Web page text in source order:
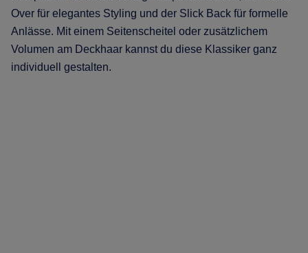
Over für elegantes Styling und der Slick Back für formelle
Anlässe. Mit einem Seitenscheitel oder zusätzlichem
Volumen am Deckhaar kannst du diese Klassiker ganz
individuell gestalten.